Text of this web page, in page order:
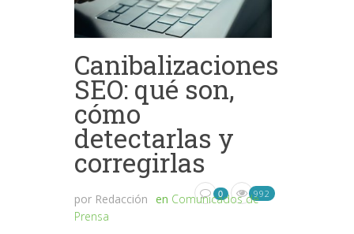
Canibalizaciones
SEO: qué son,
cómo
detectarlas y
corregirlas
por Redacción en Comunicados de
Prensa
0 992